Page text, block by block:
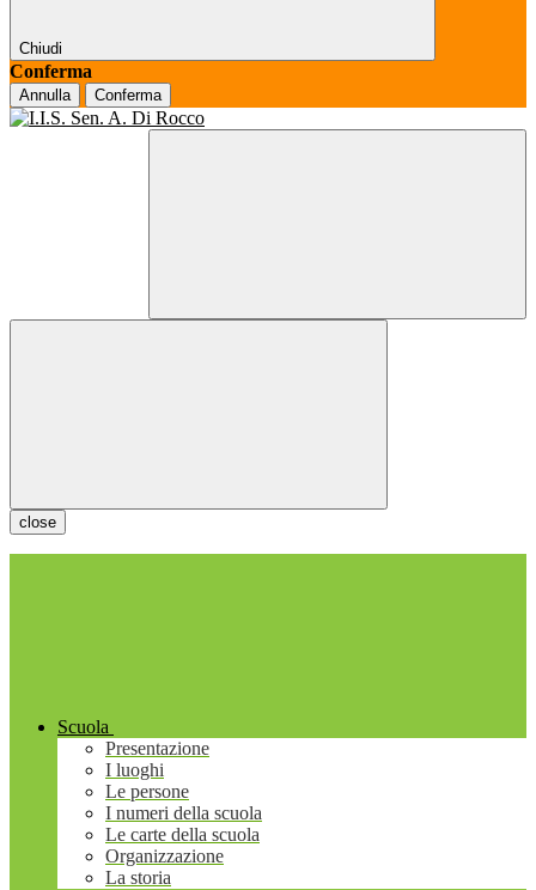
Chiudi
Conferma
Annulla Conferma
close
Scuola
Presentazione
I luoghi
Le persone
I numeri della scuola
Le carte della scuola
Organizzazione
La storia